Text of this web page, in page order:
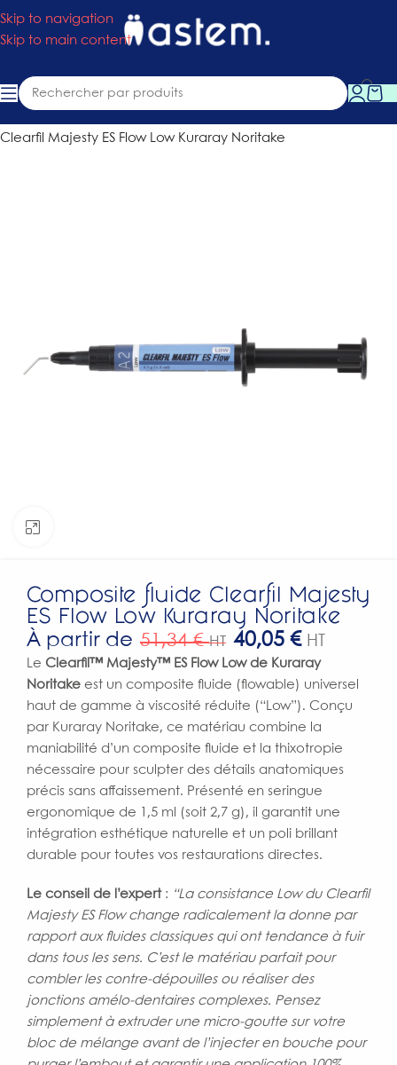
Skip to navigation
Skip to main content
Clearfil Majesty ES Flow Low Kuraray Noritake
Composite fluide Clearfil Majesty
ES Flow Low Kuraray Noritake
À partir de 51,34€ HT 40,05 € HT
Le Clearfil™ Majesty™ ES Flow Low de Kuraray
Noritake est un composite fluide (flowable) universel
haut de gamme à viscosité réduite (“Low”). Conçu
par Kuraray Noritake, ce matériau combine la
maniabilité d’un composite fluide et la thixotropie
nécessaire pour sculpter des détails anatomiques
précis sans affaissement. Présenté en seringue
ergonomique de 1,5 ml (soit 2,7 g), il garantit une
intégration esthétique naturelle et un poli brillant
durable pour toutes vos restaurations directes.
Le conseil de l’expert: “La consistance Low du Clearfil
Majesty ES Flow change radicalement la donne par
rapport aux fluides classiques qui ont tendance à fuir
dans tous les sens. C’est le matériau parfait pour
combler les contre-dépouilles ou réaliser des
jonctions amélo-dentaires complexes. Pensez
simplement à extruder une micro-goutte sur votre
bloc de mélange avant de l’injecter en bouche pour